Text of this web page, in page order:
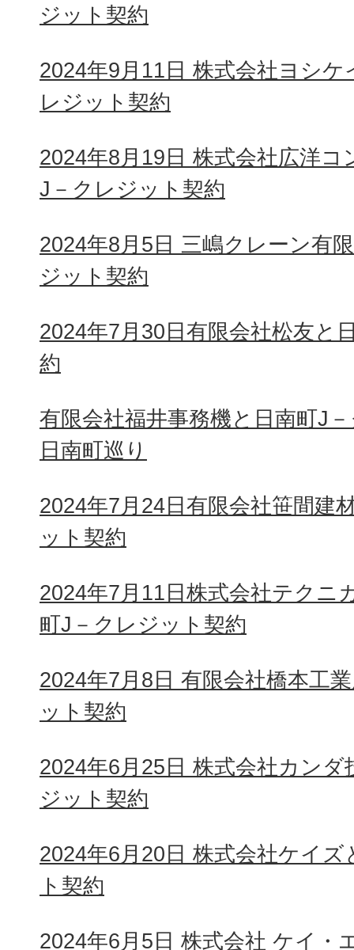
ジット契約
2024年9月11日 株式会社ヨシ
レジット契約
2024年8月19日 株式会社広洋
J－クレジット契約
2024年8月5日 三嶋クレーン有
ジット契約
2024年7月30日有限会社松友と
約
有限会社福井事務機と日南町J
日南町巡り
2024年7月24日有限会社笹間建
ット契約
2024年7月11日株式会社テクニ
町J－クレジット契約
2024年7月8日 有限会社橋本工
ット契約
2024年6月25日 株式会社カン
ジット契約
2024年6月20日 株式会社ケイ
ト契約
2024年6月5日 株式会社 ケイ・